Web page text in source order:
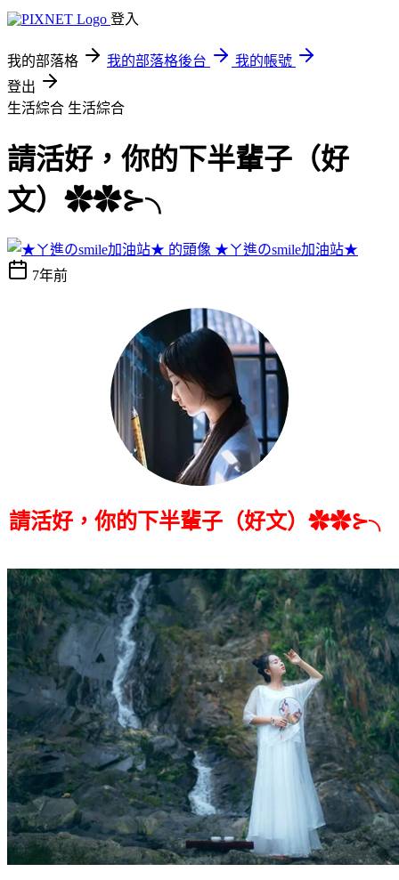
登入
我的部落格 我的部落格後台
我的帳號
登出
生活綜合 生活綜合
請活好，你的下半輩子（好
文）✿✿⊱╮
★ㄚ進のsmile加油站★
7年前
請活好，你的下半輩子（好文）✿✿⊱╮